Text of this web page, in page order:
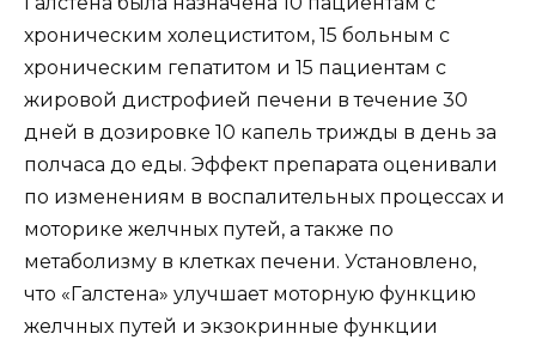
хроническим холециститом, 15 больным с
хроническим гепатитом и 15 пациентам с
жировой дистрофией печени в течение 30
дней в дозировке 10 капель трижды в день за
полчаса до еды. Эффект препарата оценивали
по изменениям в воспалительных процессах и
моторике желчных путей, а также по
метаболизму в клетках печени. Установлено,
что «Галстена» улучшает моторную функцию
желчных путей и экзокринные функции